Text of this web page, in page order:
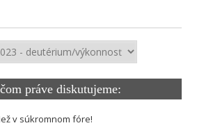
práve diskutujeme:
v súkromnom fóre!